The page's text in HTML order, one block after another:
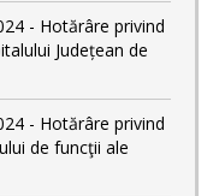
- Hotărâre privind
Județean de
- Hotărâre privind
de funcţii ale